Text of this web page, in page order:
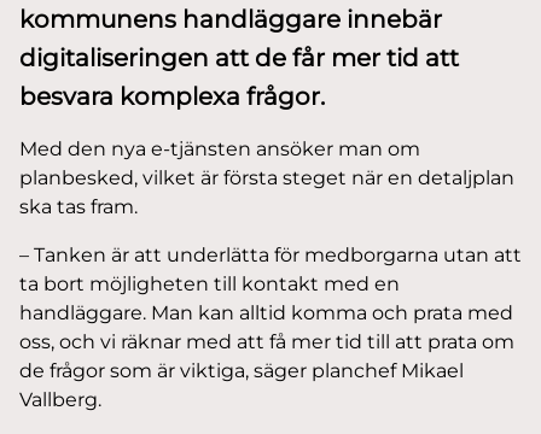
kommunens handläggare innebär
digitaliseringen att de får mer tid att
besvara komplexa frågor.
Med den nya e-tjänsten ansöker man om
planbesked, vilket är första steget när en detaljplan
ska tas fram.
– Tanken är att underlätta för medborgarna utan att
ta bort möjligheten till kontakt med en
handläggare. Man kan alltid komma och prata med
oss, och vi räknar med att få mer tid till att prata om
de frågor som är viktiga, säger planchef Mikael
Vallberg.